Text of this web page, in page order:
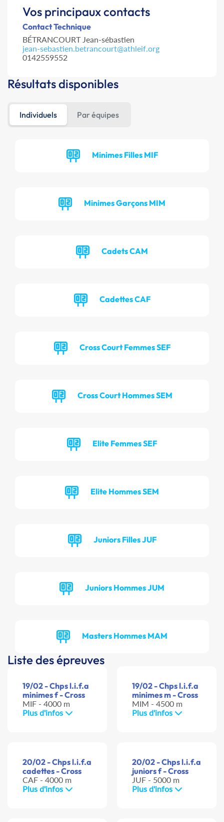
Vos principaux contacts
Contact Technique
BÉTRANCOURT Jean-sébastien
jean-sebastien.betrancourt@athleif.org
0142559552
Résultats disponibles
Individuels Par équipes
Minimes Filles MIF
Minimes Garçons MIM
Cadets CAM
Cadettes CAF
Cross Court Femmes SEF
Cross Court Hommes SEM
Elite Femmes SEF
Elite Hommes SEM
Juniors Filles JUF
Juniors Hommes JUM
Masters Hommes MAM
Liste des épreuves
19/02 - Chps l.i.f.a
minimes f - Cross
MIF - 4000 m
Plus d'infos
19/02 - Chps l.i.f.a
minimes m - Cross
MIM - 4500 m
Plus d'infos
20/02 - Chps l.i.f.a
cadettes - Cross
CAF - 4000 m
Plus d'infos
20/02 - Chps l.i.f.a
juniors f - Cross
JUF - 5000 m
Plus d'infos